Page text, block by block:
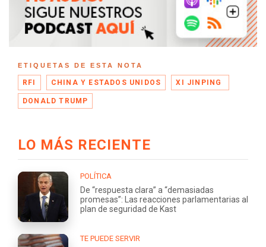
ETIQUETAS DE ESTA NOTA
RFI CHINA Y ESTADOS UNIDOS XI JINPING
DONALD TRUMP
LO MÁS RECIENTE
POLÍTICA
De “respuesta clara” a “demasiadas
promesas”: Las reacciones parlamentarias al
plan de seguridad de Kast
TE PUEDE SERVIR